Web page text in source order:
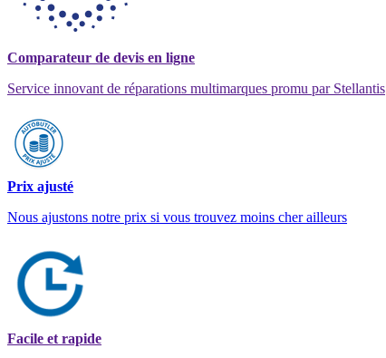
Comparateur de devis en ligne
Service innovant de réparations multimarques promu par Stellantis
Prix ajusté
Nous ajustons notre prix si vous trouvez moins cher ailleurs
Facile et rapide